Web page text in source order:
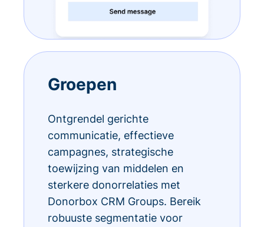
Groepen
Ontgrendel gerichte
communicatie, effectieve
campagnes, strategische
toewijzing van middelen en
sterkere donorrelaties met
Donorbox CRM Groups. Bereik
robuuste segmentatie voor